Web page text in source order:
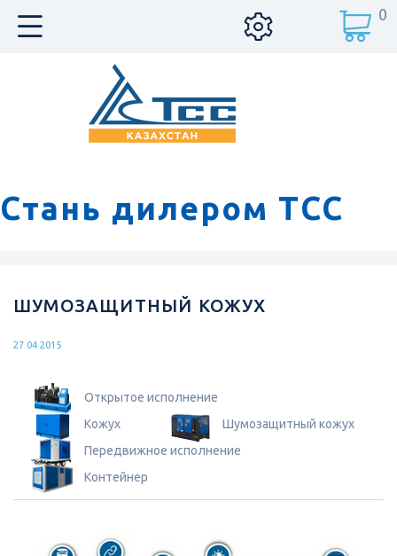
Стань дилером ТСС
0
ШУМОЗАЩИТНЫЙ КОЖУХ
27.04.2015
Открытое исполнение
Кожух
Шумозащитный кожух
Передвижное исполнение
Контейнер